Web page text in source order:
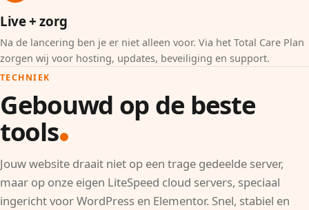
Live + zorg
Na de lancering ben je er niet alleen voor. Via het Total Care Plan
zorgen wij voor hosting, updates, beveiliging en support.
TECHNIEK
Gebouwd op de beste
tools
Jouw website draait niet op een trage gedeelde server,
maar op onze eigen LiteSpeed cloud servers, speciaal
ingericht voor WordPress en Elementor. Snel, stabiel en